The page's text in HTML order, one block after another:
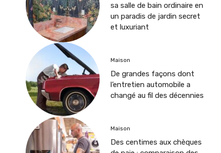
sa salle de bain ordinaire en
un paradis de jardin secret
et luxuriant
Maison
De grandes façons dont
l’entretien automobile a
changé au fil des décennies
Maison
Des centimes aux chèques